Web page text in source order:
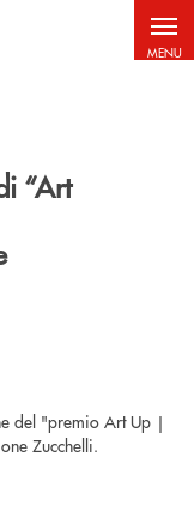
MENU
“Art
del "premio Art Up |
Zucchelli.